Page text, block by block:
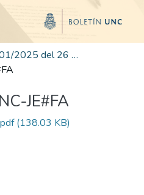
Edición 001/2025 del 26 de mayo de 2025
JE#FA
(138.03 KB)